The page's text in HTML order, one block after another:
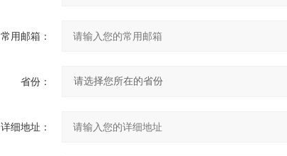
常用邮箱：
省份：
详细地址：